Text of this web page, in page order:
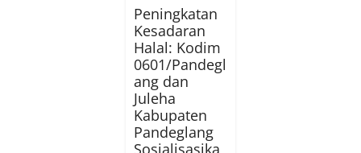
Peningkatan
Kesadaran
Halal: Kodim
0601/Pandegl
ang dan
Juleha
Kabupaten
Pandeglang
Sosialisasika